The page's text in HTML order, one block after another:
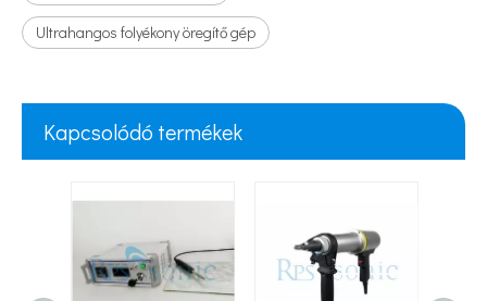
Ultrahangos folyékony öregítő gép
Kapcsolódó termékek